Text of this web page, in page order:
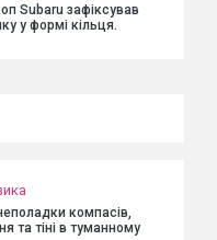
Subaru зафіксував
у формі кільця.
компасів,
та тіні в туманному